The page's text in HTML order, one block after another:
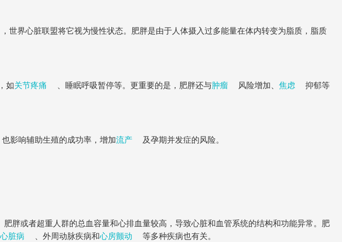
，世界心脏联盟将它视为慢性状态。肥胖是由于人体摄入过多能量在体内转变为脂质，脂质
如关节疼痛 、睡眠呼吸暂停等。更重要的是，肥胖还与肿瘤 风险增加、 焦虑
抑郁等
影响辅助生殖的成功率，增加流产 及孕期并发症的风险。
胖或者超重人群的总血容量和心排血量较高，导致心脏和血管系统的结构和功能异常。肥
脏病 、外周动脉疾病和心房颤动 等多种疾病也有关。